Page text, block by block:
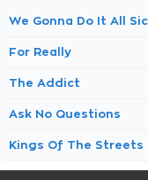
We Gonna Do It All
For Really
The Addict
Ask No Questions
Kings Of The Streets